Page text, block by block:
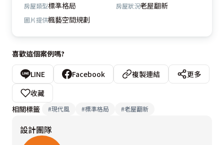
房屋類型標準格局 房屋狀況老屋翻新
圖片提供楓藝空間規劃
喜歡這個案例嗎?
LINE Facebook 複製連結
更多
收藏
相關標籤
#現代風 #標準格局 #老屋翻新
設計團隊